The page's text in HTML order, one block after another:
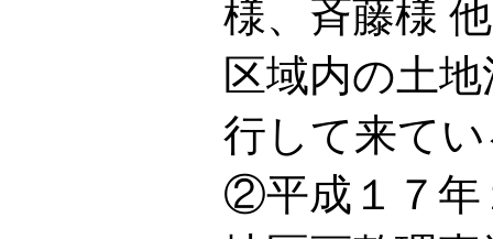
様、斉藤様
区域内の土
行して来て
②平成１７